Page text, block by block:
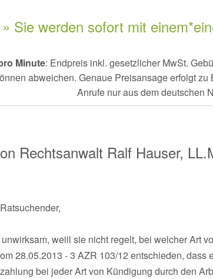
» Sie werden sofort mit
Minute: Endpreis inkl. gesetzlicher MwSt.
abweichen. Genaue Preisansage erfolgt
Anrufe nur aus dem deutschen
Rechtsanwalt Ralf Hauser,
weiil sie nicht regelt, bei welcher Art
28.05.2013 - 3 AZR 103/12 entschieden,
bei jeder Art von Kündigung durch den